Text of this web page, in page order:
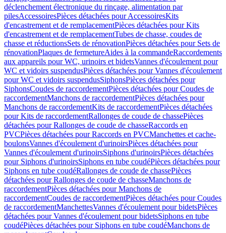
déclenchement électronique du rinçage, alimentation par
pilesAccessoiresPièces détachées pour AccessoiresKits
d'encastrement et de remplacementPièces détachées pour Kits
d'encastrement et de remplacementTubes de chasse, coudes de
chasse et réductionsSets de rénovationPièces détachées pour Sets de
rénovationPlaques de fermetureAides à la commandeRaccordements
aux appareils pour WC, urinoirs et bidetsVannes d'écoulement pour
WC et vidoirs suspendusPièces détachées pour Vannes d'écoulement
pour WC et vidoirs suspendusSiphonsPièces détachées pour
SiphonsCoudes de raccordementPièces détachées pour Coudes de
raccordementManchons de raccordementPièces détachées pour
Manchons de raccordementKits de raccordementPièces détachées
pour Kits de raccordementRallonges de coude de chassePièces
détachées pour Rallonges de coude de chasseRaccords en
PVCPièces détachées pour Raccords en PVCManchettes et cache-
boulonsVannes d'écoulement d'urinoirsPièces détachées pour
Vannes d'écoulement d'urinoirsSiphons d'urinoirsPièces détachées
pour Siphons d'urinoirsSiphons en tube coudéPièces détachées pour
Siphons en tube coudéRallonges de coude de chassePièces
détachées pour Rallonges de coude de chasseManchons de
raccordementPièces détachées pour Manchons de
raccordementCoudes de raccordementPièces détachées pour Coudes
de raccordementManchettesVannes d'écoulement pour bidetsPièces
détachées pour Vannes d'écoulement pour bidetsSiphons en tube
coudéPièces détachées pour Siphons en tube coudéManchons de